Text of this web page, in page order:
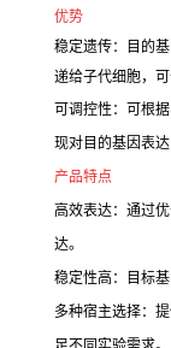
优势
稳定遗传：目的
递给子代细胞，
可调控性：可根
现对目的基因表达
产品特点
高效表达：通过
达。
稳定性高：目标
多种宿主选择：